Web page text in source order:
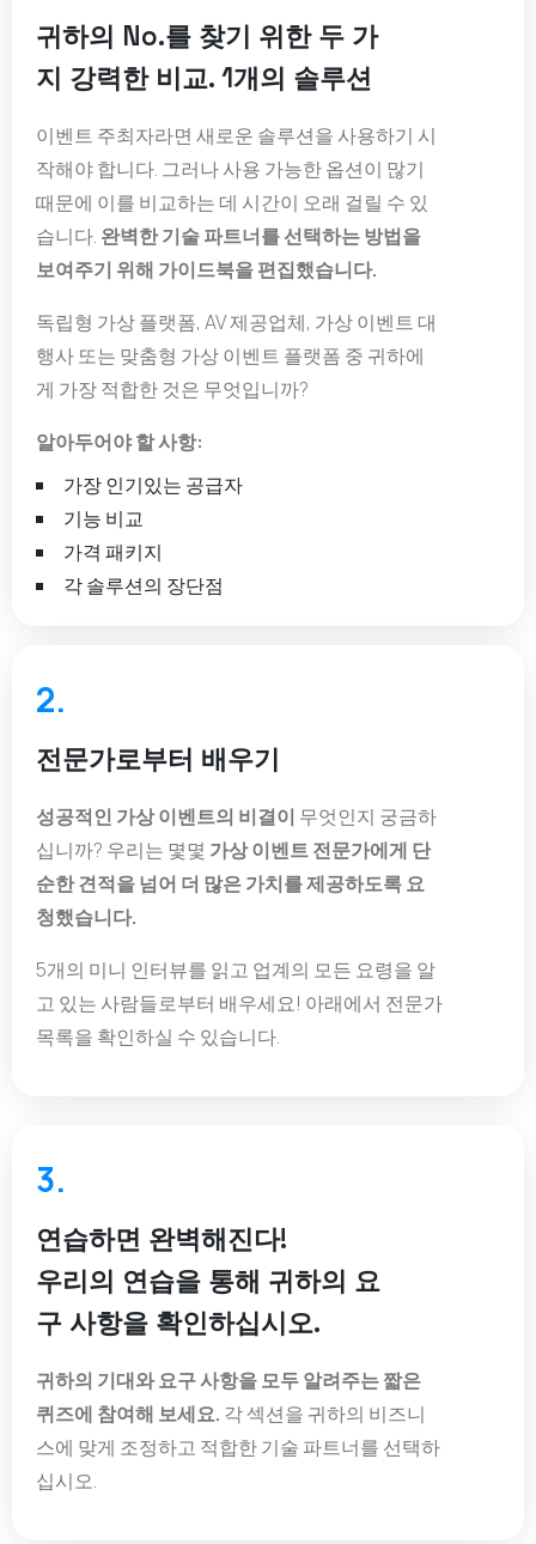
귀하의 No.를 찾기 위한 두 가
지 강력한 비교. 1개의 솔루션
이벤트 주최자라면 새로운 솔루션을 사용하기 시
작해야 합니다. 그러나 사용 가능한 옵션이 많기
때문에 이를 비교하는 데 시간이 오래 걸릴 수 있
습니다. 완벽한 기술 파트너를 선택하는 방법을
보여주기 위해 가이드북을 편집했습니다.
독립형 가상 플랫폼, AV 제공업체, 가상 이벤트 대
행사 또는 맞춤형 가상 이벤트 플랫폼 중 귀하에
게 가장 적합한 것은 무엇입니까?
알아두어야 할 사항:
가장 인기있는 공급자
기능 비교
가격 패키지
각 솔루션의 장단점
2.
전문가로부터 배우기
성공적인 가상 이벤트의 비결이 무엇인지 궁금하
십니까? 우리는 몇몇 가상 이벤트 전문가에게 단
순한 견적을 넘어 더 많은 가치를 제공하도록 요
청했습니다.
5개의 미니 인터뷰를 읽고 업계의 모든 요령을 알
고 있는 사람들로부터 배우세요! 아래에서 전문가
목록을 확인하실 수 있습니다.
3.
연습하면 완벽해진다!
우리의 연습을 통해 귀하의 요
구 사항을 확인하십시오.
귀하의 기대와 요구 사항을 모두 알려주는 짧은
퀴즈에 참여해 보세요. 각 섹션을 귀하의 비즈니
스에 맞게 조정하고 적합한 기술 파트너를 선택하
십시오.